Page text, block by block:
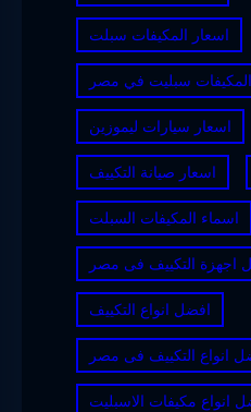
اسعار المكيفات سبلت
سبليت في مصر
اسعار سيارات ليموزين
اسعار صيانة التكييف
اسماء المكيفات السبلت
اجهزة التكييف فى مصر
افضل انواع التكييف
انواع التكييف فى مصر
انواع مكيفات الاسبليت